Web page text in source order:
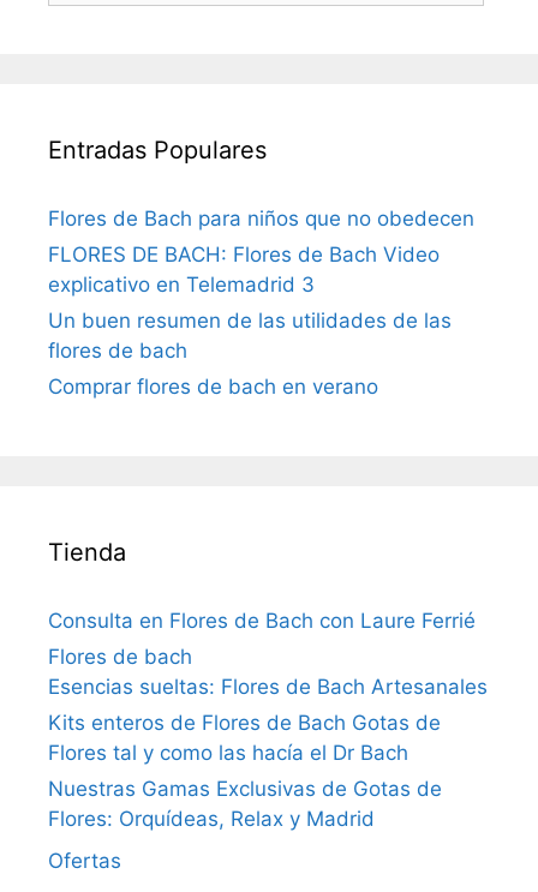
Entradas Populares
Flores de Bach para niños que no obedecen
FLORES DE BACH: Flores de Bach Video
explicativo en Telemadrid 3
Un buen resumen de las utilidades de las
flores de bach
Comprar flores de bach en verano
Tienda
Consulta en Flores de Bach con Laure Ferrié
Flores de bach
Esencias sueltas: Flores de Bach Artesanales
Kits enteros de Flores de Bach Gotas de
Flores tal y como las hacía el Dr Bach
Nuestras Gamas Exclusivas de Gotas de
Flores: Orquídeas, Relax y Madrid
Ofertas